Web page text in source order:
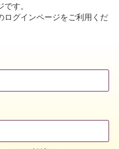
す。
ログインページをご利用くだ